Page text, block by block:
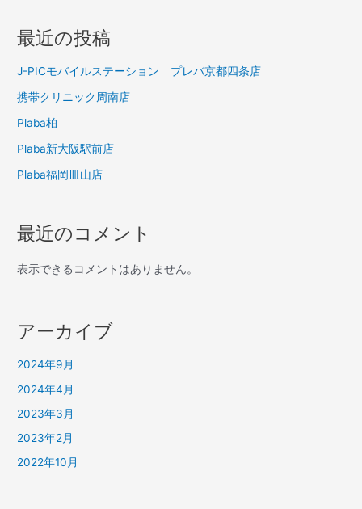
最近の投稿
J-PICモバイルステーション プレバ京都四条店
携帯クリニック周南店
Plaba柏
Plaba新大阪駅前店
Plaba福岡皿山店
最近のコメント
表示できるコメントはありません。
アーカイブ
2024年9月
2024年4月
2023年3月
2023年2月
2022年10月